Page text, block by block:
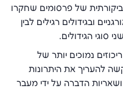
של פרסומים שחקרו
ובגידולים רגילים לבין
סוגי הגידולים.
נמוכים יותר של
להעריך את היתרונות
הדברה על ידי מעבר